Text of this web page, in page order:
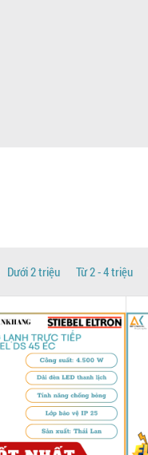
Dưới 2 triệu Từ 2 - 4 triệu